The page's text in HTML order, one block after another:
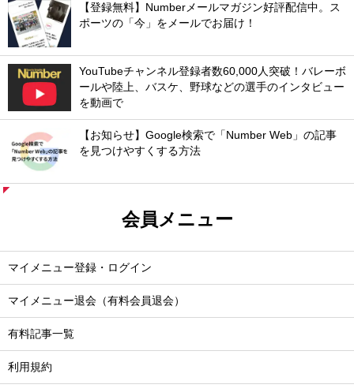
【登録無料】Numberメールマガジン好評配信中。ス
ポーツの「今」をメールでお届け！
YouTubeチャンネル登録者数60,000人突破！バレーボ
ールや陸上、バスケ、野球などの選手のインタビュー
を動画で
【お知らせ】Google検索で「Number Web」の記事
を見つけやすくする方法
会員メニュー
マイメニュー登録・ログイン
マイメニュー退会（有料会員退会）
有料記事一覧
利用規約